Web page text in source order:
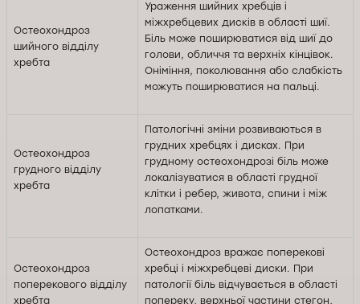
Остеохондроз
шийного відділу
хребта
Ураження шийних хребців і
міжхребцевих дисків в області шиї.
Біль може поширюватися від шиї до
голови, обличчя та верхніх кінцівок.
Оніміння, поколювання або слабкість
можуть поширюватися на пальці.
Остеохондроз
грудного відділу
хребта
Патологічні зміни розвиваються в
грудних хребцях і дисках. При
грудному остеохондрозі біль може
локалізуватися в області грудної
клітки і ребер, живота, спини і між
лопатками.
Остеохондроз
поперекового відділу
хребта
Остеохондроз вражає поперекові
хребці і міжхребцеві диски. При
патології біль відчувається в області
попереку, верхньої частини стегон,